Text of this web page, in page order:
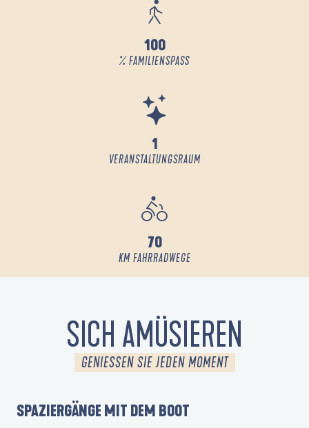
100
% FAMILIENSPASS
1
VERANSTALTUNGSRAUM
70
KM FAHRRADWEGE
SICH AMÜSIEREN
GENIESSEN SIE JEDEN MOMENT
SPAZIERGÄNGE MIT DEM BOOT